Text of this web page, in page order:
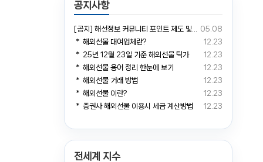
공지사항
05.08
[공지] 해선정보 커뮤니티 포인트 제도 및 거래소 예치금 전환 안내
12.23
＊ 해외선물 대여업체란?
12.23
＊ 25년 12월 23일 기준 해외선물 틱가
12.23
＊ 해외선물 용어 정리 한눈에 보기
12.23
＊ 해외선물 거래 방법
12.23
＊ 해외선물 이란?
12.23
＊ 증권사 해외선물 이용시 세금 계산방법
전세계 지수